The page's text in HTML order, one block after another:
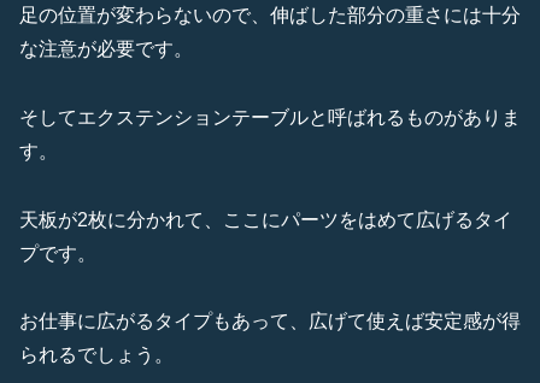
足の位置が変わらないので、伸ばした部分の重さには十分
な注意が必要です。
そしてエクステンションテーブルと呼ばれるものがありま
す。
天板が2枚に分かれて、ここにパーツをはめて広げるタイ
プです。
お仕事に広がるタイプもあって、広げて使えば安定感が得
られるでしょう。